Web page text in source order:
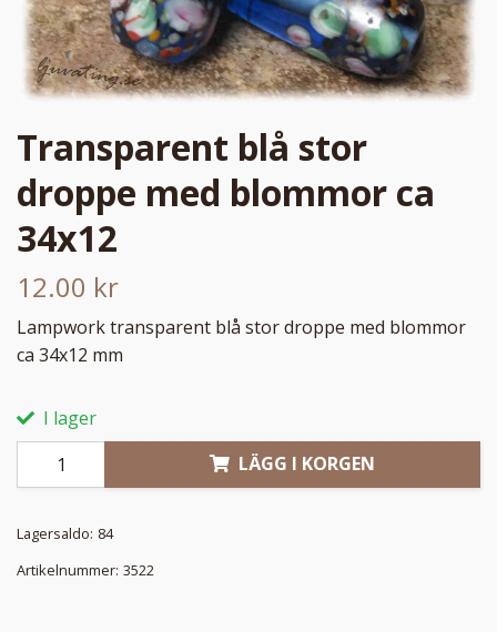
Transparent blå stor
droppe med blommor ca
34x12
12.00 kr
Lampwork transparent blå stor droppe med blommor
ca 34x12 mm
I lager
LÄGG I KORGEN
Lagersaldo: 84
Artikelnummer: 3522